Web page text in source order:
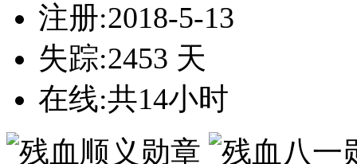
注册:2018-5-13
失踪:2453 天
在线:共14小时